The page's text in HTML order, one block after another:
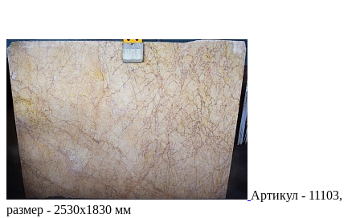
Артикул - 11103,
размер - 2530х1830 мм